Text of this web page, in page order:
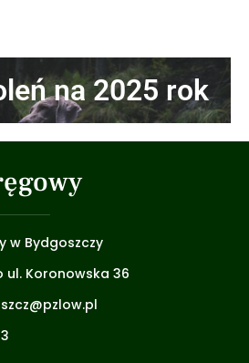
na 2025 rok
w Bydgoszczy
ul. Koronowska 36